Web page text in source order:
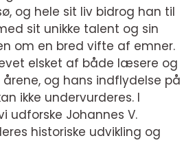
og hele sit liv bidrog han til
sit unikke talent og sin
om en bred vifte af emner.
elsket af både læsere og
og hans indflydelse på
ikke undervurderes. I
udforske Johannes V.
historiske udvikling og